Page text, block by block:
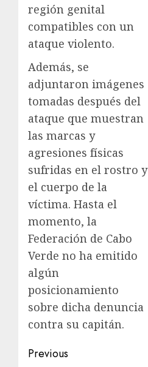
región genital
compatibles con un
ataque violento.
Además, se
adjuntaron imágenes
tomadas después del
ataque que muestran
las marcas y
agresiones físicas
sufridas en el rostro y
el cuerpo de la
víctima. Hasta el
momento, la
Federación de Cabo
Verde no ha emitido
algún
posicionamiento
sobre dicha denuncia
contra su capitán.
Previous